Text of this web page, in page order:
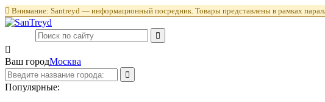
 Внимание: Santreyd — информационный посредник. Товары представлены в рамках

Ваш городМосква
Популярные: